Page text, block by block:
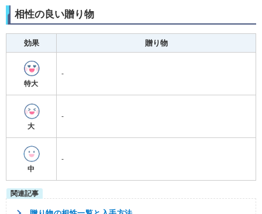
相性の良い贈り物
効果 贈り物
特大
-
大
-
中
-